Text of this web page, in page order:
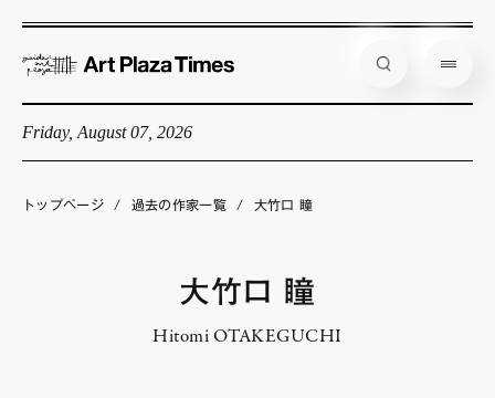
Friday, August 07, 2026
企画展情報
アーティスト
トップページ / 過去の作家一覧 / 大竹口 瞳
大竹口 瞳
Hitomi OTAKEGUCHI